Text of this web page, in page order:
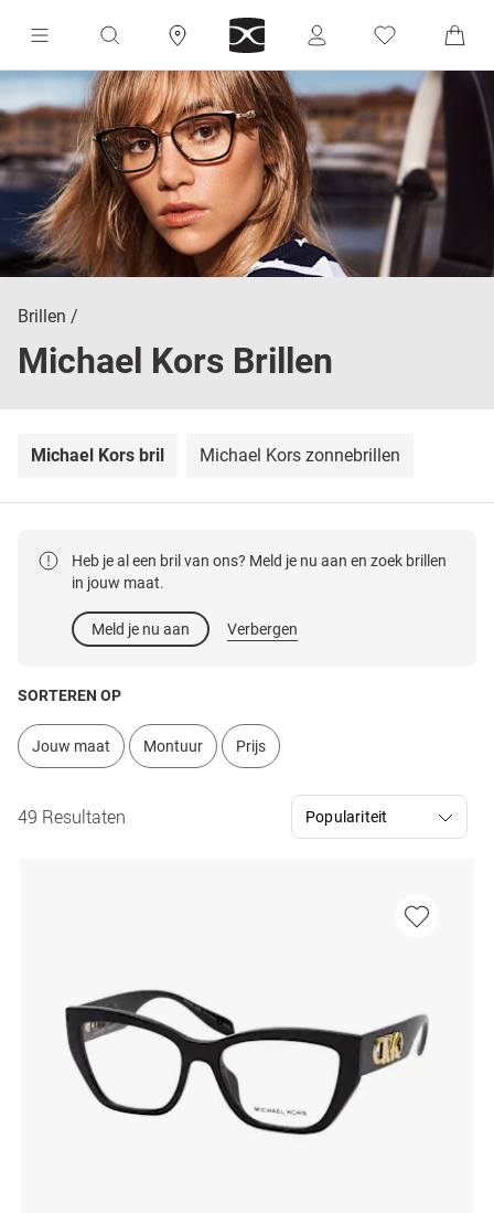
Brillen
Michael Kors Brillen
Michael Kors bril Michael Kors zonnebrillen
Heb je al een bril van ons? Meld je nu aan en zoek brillen
in jouw maat.
Meld je nu aan Verbergen
SORTEREN OP
Jouw maat Montuur Prijs
49 Resultaten